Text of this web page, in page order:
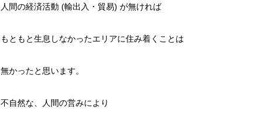
人間の経済活動 (輸出入・貿易) が無ければ
もともと生息しなかったエリアに住み着くことは
無かったと思います。
不自然な、人間の営みにより